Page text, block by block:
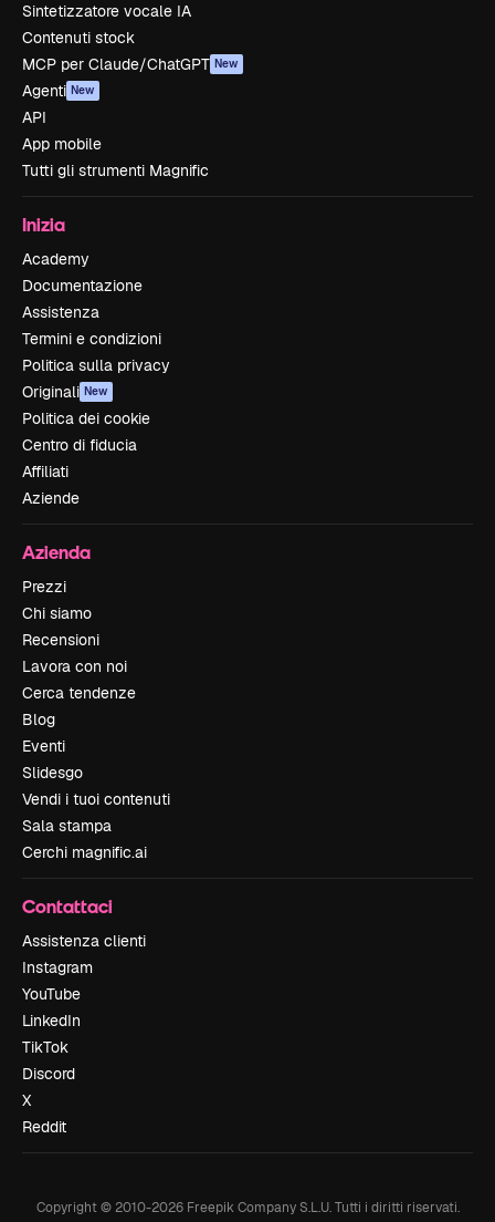
Sintetizzatore vocale IA
Contenuti stock
MCP per Claude/ChatGPT New
Agenti New
API
App mobile
Tutti gli strumenti Magnific
Inizia
Academy
Documentazione
Assistenza
Termini e condizioni
Politica sulla privacy
Originali New
Politica dei cookie
Centro di fiducia
Affiliati
Aziende
Azienda
Prezzi
Chi siamo
Recensioni
Lavora con noi
Cerca tendenze
Blog
Eventi
Slidesgo
Vendi i tuoi contenuti
Sala stampa
Cerchi magnific.ai
Contattaci
Assistenza clienti
Instagram
YouTube
LinkedIn
TikTok
Discord
X
Reddit
Copyright © 2010-2026Freepik Company S.L.U. Tutti i diritti riservati.